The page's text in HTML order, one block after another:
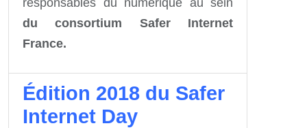
du consortium Safer Internet
France.
Édition 2018 du Safer
Internet Day